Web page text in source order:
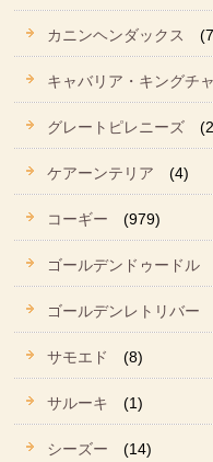
カニンヘンダックス
キャバリア・キングチ
グレートピレニーズ
ケアーンテリア (4)
コーギー (979)
ゴールデンドゥードル
ゴールデンレトリバー
サモエド (8)
サルーキ (1)
シーズー (14)